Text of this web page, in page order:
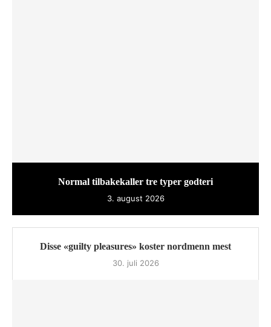
Normal tilbakekaller tre typer godteri
3. august 2026
Disse «guilty pleasures» koster nordmenn mest
30. juli 2026